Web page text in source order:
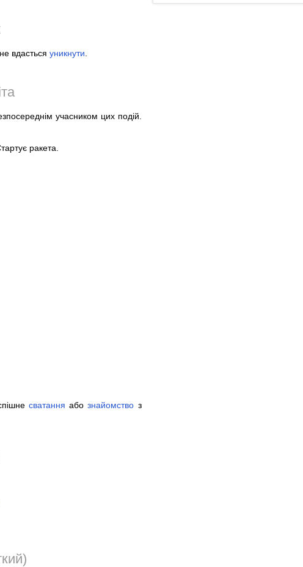
вдасться уникнути
учасником цих подій.
ракета.
сватання абознайомство з